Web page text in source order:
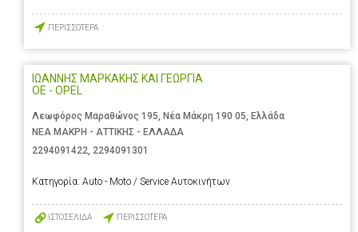
ΠΕΡΙΣΣΟΤΕΡΑ
ΙΩΑΝΝΗΣ ΜΑΡΚΑΚΗΣ ΚΑΙ ΓΕΩΡΓΙΑ
ΟΕ - OPEL
Λεωφόρος Μαραθώνος 195, Νέα Μάκρη 190 05, Ελλάδα
ΝΕΑ ΜΑΚΡΗ - ΑΤΤΙΚΗΣ - ΕΛΛΑΔΑ
2294091422, 2294091301
Κατηγορία: Auto - Moto / Service Αυτοκινήτων
ΙΣΤΟΣΕΛΙΔΑ ΠΕΡΙΣΣΟΤΕΡΑ